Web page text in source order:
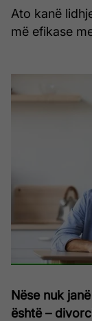
Ato kanë
më efikase
Nëse nuk
është –